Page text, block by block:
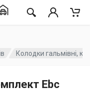
Колодки гальмівні,
Ebc